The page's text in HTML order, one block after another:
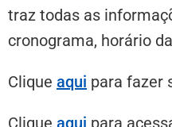
traz todas as
cronograma, horário
Clique aqui para fazer
Clique aqui para